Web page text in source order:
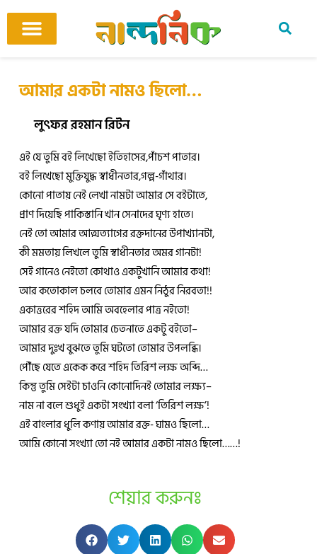
content
আমার একটা নামও ছিলো…
লুৎফর রহমান রিটন
এই যে তুমি বই লিখেছো ইতিহাসের,পাঁচশ পাতার।
বই লিখেছো মুক্তিযুদ্ধ স্বাধীনতার,গল্প-গাঁথার।
কোনো পাতায় নেই লেখা নামটা আমার সে বইটাতে,
প্রাণ দিয়েছি পাকিস্তানি খান সেনাদের ঘৃণ্য হাতে।
নেই তো আমার আত্মত্যাগের রক্তদানের উপাখ্যানটা,
কী মমতায় লিখলে তুমি স্বাধীনতার অমর গানটা!
সেই গানেও নেইতো কোথাও একটুখানি আমার কথা!
আর কতোকাল চলবে তোমার এমন নিঠুর নিরবতা!!
একাত্তরের শহিদ আমি অবহেলার পাত্র নইতো!
আমার রক্ত যদি তোমার চেতনাতে একটু বইতো–
আমার দুঃখ বুঝতে তুমি ঘটতো তোমার উপলব্ধি।
পৌঁছে যেতে একেক করে শহিদ তিরিশ লক্ষ অব্দি…
কিন্তু তুমি সেইটা চাওনি কোনোদিনই তোমার লক্ষ্য–
নাম না বলে শুধুই একটা সংখ্যা বলা ‘তিরিশ লক্ষ’!
এই বাংলার ধুলি কণায় আমার রক্ত- ঘামও ছিলো…
আমি কোনো সংখ্যা তো নই আমার একটা নামও ছিলো……!
শেয়ার করুনঃ